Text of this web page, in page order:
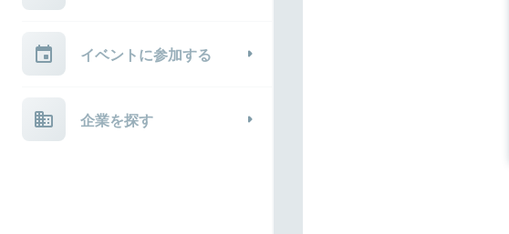
イベントに参加する
企業を探す